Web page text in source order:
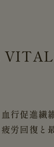
血行促進
疲労回復と